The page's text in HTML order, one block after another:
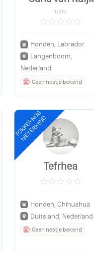
UBN:
Honden, Labrador
Langenboom,
Nederland
Geen nestje bekend
FOKKER NOG
NIET ERKEND
Tefrhea
Honden, Chihuahua
Duitsland, Nederland
Geen nestje bekend